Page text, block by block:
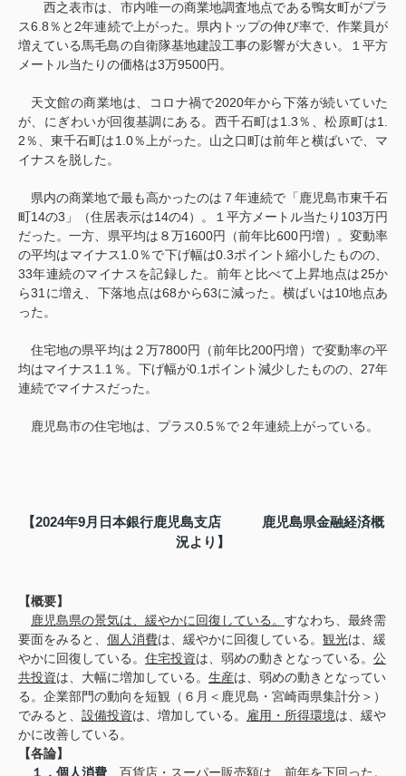
西之表市は、市内唯一の商業地調査地点である鴨女町がプラ
ス6.8％と2年連続で上がった。県内トップの伸び率で、作業員が
増えている馬毛島の自衛隊基地建設工事の影響が大きい。１平方
メートル当たりの価格は3万9500円。
天文館の商業地は、コロナ禍で2020年から下落が続いていた
が、にぎわいが回復基調にある。西千石町は1.3％、松原町は1.
2％、東千石町は1.0％上がった。山之口町は前年と横ばいで、マ
イナスを脱した。
県内の商業地で最も高かったのは７年連続で「鹿児島市東千石
町14の3 」（住居表示は14の4）。１平方メートル当たり 103万円
だった。一方、県平均は８万1600円（前年比600円増）。変動率
の平均はマイナス1.0％で下げ幅は0.3ポイント縮小したものの、
33年連続のマイナスを記録した。前年と比べて上昇地点は25か
ら31に増え、下落地点は68から63に減った。横ばいは10地点あ
った。
住宅地の県平均は２万7800円（前年比200円増）で変動率の平
均はマイナス1.1 ％。下げ幅が0.1ポイント減少したものの、 27年
連続でマイナスだった。
鹿児島市の住宅地は、プラス0.5％で２年連続上がっている。
【2024年9月日本銀行鹿児島支店 鹿児島県金融経済概
況より】
【概要】
鹿児島県の景気は、緩やかに回復している。 すなわち、最終需
要面をみると、 個人消費は、緩やかに回復している。 観光は、緩
やかに回復している。 住宅投資は、弱めの動きとなっている。 公
共投資は、大幅に増加している。 生産は、弱めの動きとなってい
る。企業部門の動向を短観（６月＜鹿児島・宮崎両県集計分＞）
でみると、 設備投資は、増加している。 雇用・所得環境は、緩や
かに改善している。
【各論】
１．個人消費 百貨店・スーパー販売額は、前年を下回った。